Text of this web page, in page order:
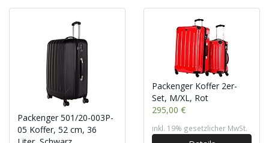
Packenger 501/20-003P-
05 Koffer, 52 cm, 36
Packenger Koffer 2er-
Set, M/XL, Rot
295,00 €
inkl. 19% gesetzlicher MwSt.